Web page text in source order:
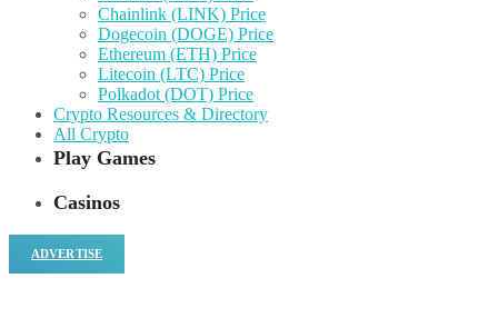
Chainlink (LINK) Price
Dogecoin (DOGE) Price
Ethereum (ETH) Price
Litecoin (LTC) Price
Polkadot (DOT) Price
Crypto Resources & Directory
All Crypto
Play Games
Casinos
ADVERTISE